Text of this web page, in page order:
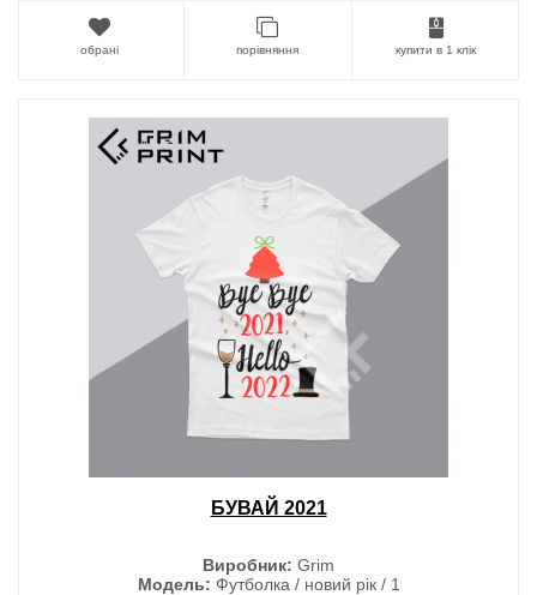
обрані порівняння купити в 1 клік
БУВАЙ 2021
Виробник: Grim
Модель: Футболка / новий рік / 1